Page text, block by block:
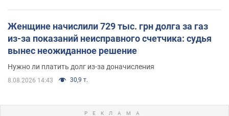
Женщине начислили 729 тыс. грн долга за газ
из-за показаний неисправного счетчика: судья
вынес неожиданное решение
Нужно ли платить долг из-за доначисления
8.08.2026 14:43 30,9 т.